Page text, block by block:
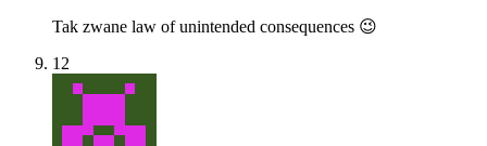
Tak zwane law of unintended consequences 😉
12